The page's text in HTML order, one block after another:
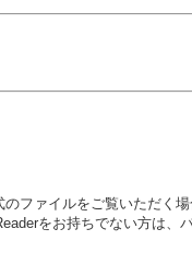
のファイルをご覧いただく
をお持ちでない方は、